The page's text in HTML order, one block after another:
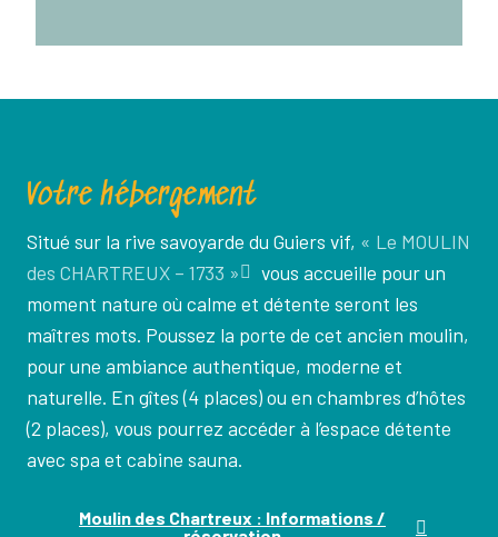
Votre hébergement
Situé sur la rive savoyarde du Guiers vif, « Le MOULIN
des CHARTREUX – 1733 »
vous accueille pour un
moment nature où calme et détente seront les
maîtres mots. Poussez la porte de cet ancien moulin,
pour une ambiance authentique, moderne et
naturelle. En gîtes (4 places) ou en chambres d’hôtes
(2 places), vous pourrez accéder à l’espace détente
avec spa et cabine sauna.
Moulin des Chartreux : Informations /